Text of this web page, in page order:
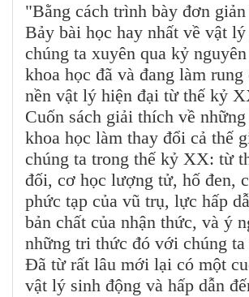
"Bằng cách trình bày đơn giản
Bảy bài học hay nhất về vật lý
chúng ta xuyên qua kỷ
khoa học đã và đang làm rung
nền vật lý hiện đại từ thế kỷ
Cuốn sách giải thích về
khoa học làm thay đổi cả thế
chúng ta trong thế kỷ XX: từ
đối, cơ học lượng tử, hố đen,
phức tạp của vũ trụ, lực hấp
bản chất của nhận thức, và ý
những tri thức đó với chúng ta
Đã từ rất lâu mới lại có một
vật lý sinh động và hấp dẫn